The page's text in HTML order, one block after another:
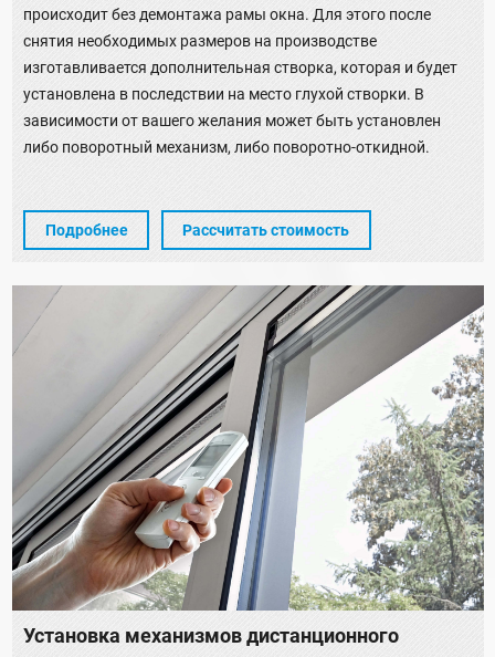
происходит без демонтажа рамы окна. Для этого после
снятия необходимых размеров на производстве
изготавливается дополнительная створка, которая и будет
установлена в последствии на место глухой створки. В
зависимости от вашего желания может быть установлен
либо поворотный механизм, либо поворотно-откидной.
Подробнее Рассчитать стоимость
Установка механизмов дистанционного